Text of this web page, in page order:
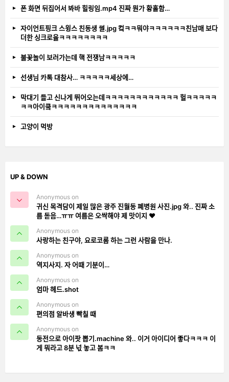
폰 화면 뒤집어서 봐바 힐링임.mp4 진짜 뭔가 황홀함…
자이언트핑크 스윙스 친동생 썰.jpg 컼ㅋㅋ뭐야ㅋㅋㅋㅋㅋㅋ친남매 보다
더한 싱크로율ㅋㅋㅋㅋㅋㅋㅋㅋ
불꽃놀이 보러가는데 핵 전쟁남ㅋㅋㅋㅋㅋ
선생님 카톡 대참사… ㅋㅋㅋㅋㅋ세상에…
막대기 들고 신나게 뛰어오는데ㅋㅋㅋㅋㅋㅋㅋㅋㅋㅋㅋㅋ 헐ㅋㅋㅋㅋㅋ
ㅋㅋ아이쿸ㅋㅋㅋㅋㅋㅋㅋㅋㅋㅋㅋㅋㅋㅋ
고양이 먹방
UP & DOWN
Anonymous on
귀신 목격담이 제일 많은 광주 진월동 폐병원 사진.jpg 와.. 진짜 소
름 돋음…ㅠㅠ 여름은 오싹해야 제 맛이지 ❤️
Anonymous on
사랑하는 친구야, 요로코롬 하는 그런 사람을 만나.
Anonymous on
역지사지. 자 어때 기분이…
Anonymous on
엄마 헤드.shot
Anonymous on
편의점 알바생 빡칠 때
Anonymous on
동전으로 아이팟 뽑기.machine 와.. 이거 아이디어 좋다ㅋㅋㅋ 이
게 뭐라고 8분 넋 놓고 봄ㅋㅋ